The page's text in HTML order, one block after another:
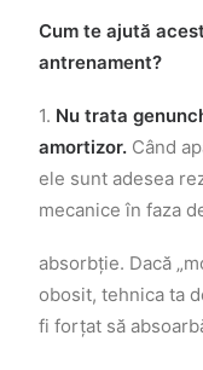
Cum te ajută
antrenament?
1. Nu trata
amortizor. Când
ele sunt adesea
mecanice în faza
absorbție. Dacă
obosit, tehnica ta
fi forțat să